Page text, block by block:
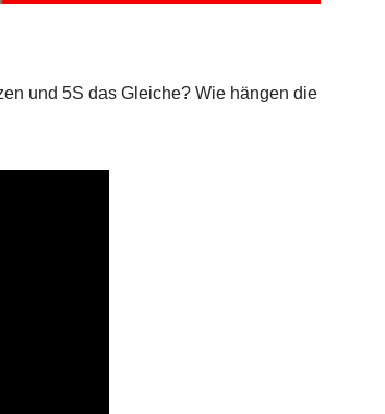
und 5S das Glei­che? Wie hän­gen die